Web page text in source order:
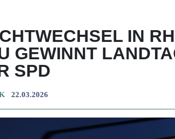
IN
GEWINNT
SPD
22.03.2026